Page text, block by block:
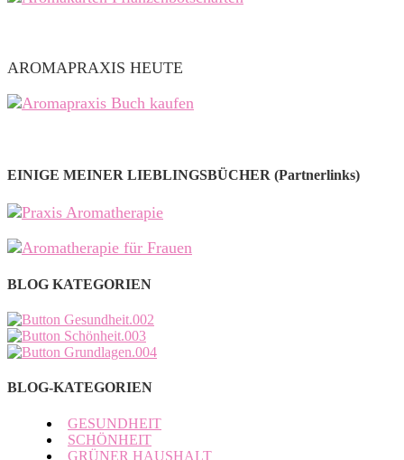
AROMAPRAXIS HEUTE
EINIGE MEINER LIEBLINGSBÜCHER (Partnerlinks)
BLOG KATEGORIEN
BLOG-KATEGORIEN
GESUNDHEIT
SCHÖNHEIT
GRÜNER HAUSHALT